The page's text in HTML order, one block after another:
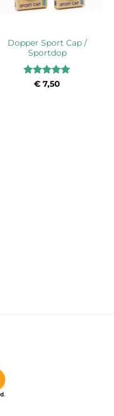
Dopper Sport Cap /
Sportdop
Waardering
€ 7,50